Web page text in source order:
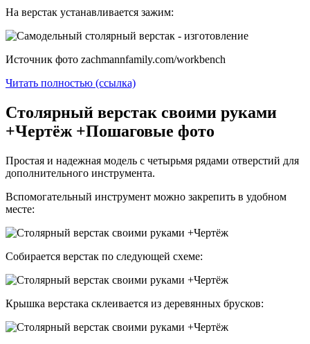
На верстак устанавливается зажим:
Источник фото zachmannfamily.com/workbench
Читать полностью (ссылка)
Столярный верстак своими руками
+Чертёж +Пошаговые фото
Простая и надежная модель с четырьмя рядами отверстий для
дополнительного инструмента.
Вспомогательный инструмент можно закрепить в удобном
месте:
Собирается верстак по следующей схеме:
Крышка верстака склеивается из деревянных брусков: